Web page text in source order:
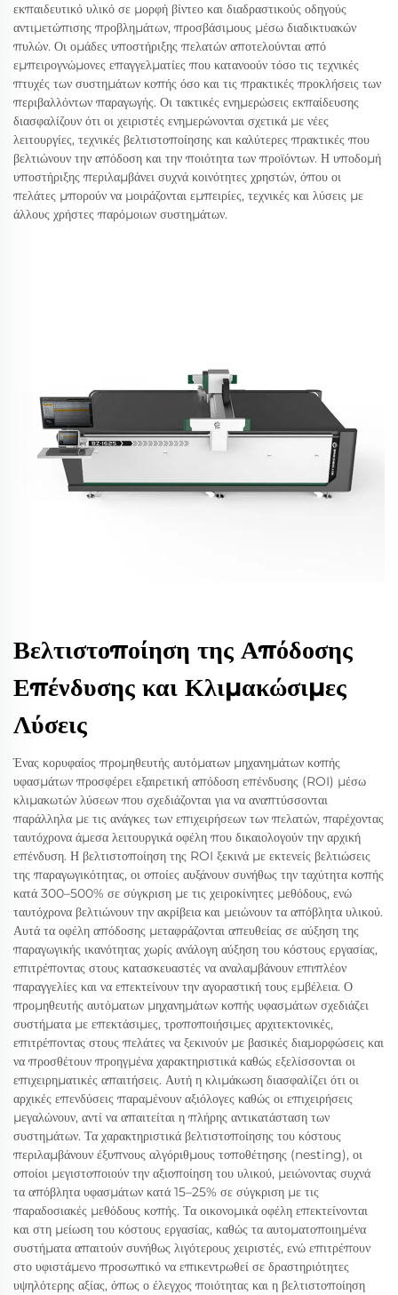
εκπαιδευτικό υλικό σε μορφή βίντεο και διαδραστικούς οδηγούς
αντιμετώπισης προβλημάτων, προσβάσιμους μέσω διαδικτυακών
πυλών. Οι ομάδες υποστήριξης πελατών αποτελούνται από
εμπειρογνώμονες επαγγελματίες που κατανοούν τόσο τις τεχνικές
πτυχές των συστημάτων κοπής όσο και τις πρακτικές προκλήσεις των
περιβαλλόντων παραγωγής. Οι τακτικές ενημερώσεις εκπαίδευσης
διασφαλίζουν ότι οι χειριστές ενημερώνονται σχετικά με νέες
λειτουργίες, τεχνικές βελτιστοποίησης και καλύτερες πρακτικές που
βελτιώνουν την απόδοση και την ποιότητα των προϊόντων. Η υποδομή
υποστήριξης περιλαμβάνει συχνά κοινότητες χρηστών, όπου οι
πελάτες μπορούν να μοιράζονται εμπειρίες, τεχνικές και λύσεις με
άλλους χρήστες παρόμοιων συστημάτων.
Βελτιστοποίηση της Απόδοσης
Επένδυσης και Κλιμακώσιμες
Λύσεις
Ένας κορυφαίος προμηθευτής αυτόματων μηχανημάτων κοπής
υφασμάτων προσφέρει εξαιρετική απόδοση επένδυσης (ROI) μέσω
κλιμακωτών λύσεων που σχεδιάζονται για να αναπτύσσονται
παράλληλα με τις ανάγκες των επιχειρήσεων των πελατών, παρέχοντας
ταυτόχρονα άμεσα λειτουργικά οφέλη που δικαιολογούν την αρχική
επένδυση. Η βελτιστοποίηση της ROI ξεκινά με εκτενείς βελτιώσεις
της παραγωγικότητας, οι οποίες αυξάνουν συνήθως την ταχύτητα κοπής
κατά 300–500% σε σύγκριση με τις χειροκίνητες μεθόδους, ενώ
ταυτόχρονα βελτιώνουν την ακρίβεια και μειώνουν τα απόβλητα υλικού.
Αυτά τα οφέλη απόδοσης μεταφράζονται απευθείας σε αύξηση της
παραγωγικής ικανότητας χωρίς ανάλογη αύξηση του κόστους εργασίας,
επιτρέποντας στους κατασκευαστές να αναλαμβάνουν επιπλέον
παραγγελίες και να επεκτείνουν την αγοραστική τους εμβέλεια. Ο
προμηθευτής αυτόματων μηχανημάτων κοπής υφασμάτων σχεδιάζει
συστήματα με επεκτάσιμες, τροποποιήσιμες αρχιτεκτονικές,
επιτρέποντας στους πελάτες να ξεκινούν με βασικές διαμορφώσεις και
να προσθέτουν προηγμένα χαρακτηριστικά καθώς εξελίσσονται οι
επιχειρηματικές απαιτήσεις. Αυτή η κλιμάκωση διασφαλίζει ότι οι
αρχικές επενδύσεις παραμένουν αξιόλογες καθώς οι επιχειρήσεις
μεγαλώνουν, αντί να απαιτείται η πλήρης αντικατάσταση των
συστημάτων. Τα χαρακτηριστικά βελτιστοποίησης του κόστους
περιλαμβάνουν έξυπνους αλγόριθμους τοποθέτησης (nesting), οι
οποίοι μεγιστοποιούν την αξιοποίηση του υλικού, μειώνοντας συχνά
τα απόβλητα υφασμάτων κατά 15–25% σε σύγκριση με τις
παραδοσιακές μεθόδους κοπής. Τα οικονομικά οφέλη επεκτείνονται
και στη μείωση του κόστους εργασίας, καθώς τα αυτοματοποιημένα
συστήματα απαιτούν συνήθως λιγότερους χειριστές, ενώ επιτρέπουν
στο υφιστάμενο προσωπικό να επικεντρωθεί σε δραστηριότητες
υψηλότερης αξίας, όπως ο έλεγχος ποιότητας και η βελτιστοποίηση